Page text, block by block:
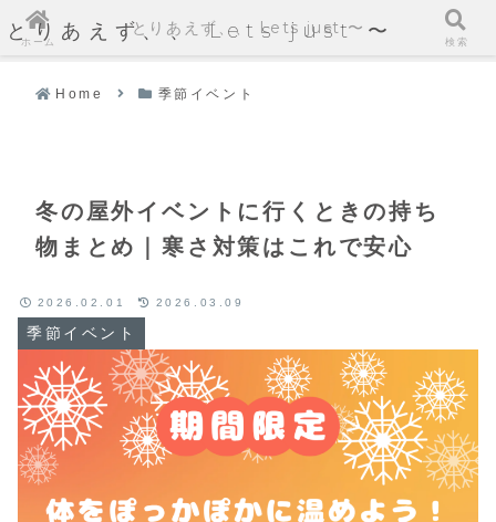
とりあえず、、 Lets just 〜
Home 季節イベント
冬の屋外イベントに行くときの持ち
物まとめ｜寒さ対策はこれで安心
季節イベント
2026.02.01 2026.03.09
ホーム
とりあえず、、 Lets just 〜
検索